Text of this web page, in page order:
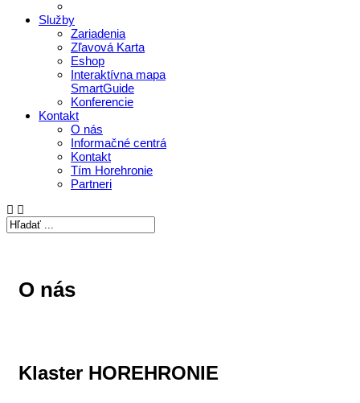
Služby
Zariadenia
Zľavová Karta
Eshop
Interaktívna mapa
SmartGuide
Konferencie
Kontakt
O nás
Informačné centrá
Kontakt
Tím Horehronie
Partneri
O nás
Klaster HOREHRONIE